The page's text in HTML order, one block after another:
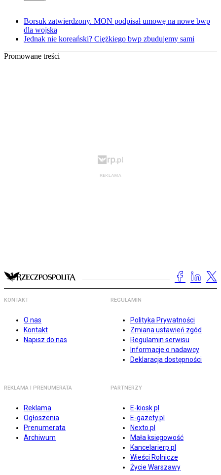
Borsuk zatwierdzony. MON podpisał umowę na nowe bwp
dla wojska
Jednak nie koreański? Ciężkiego bwp zbudujemy sami
Promowane treści
KONTAKT
O nas
Kontakt
Napisz do nas
REGULAMIN
Polityka Prywatności
Zmiana ustawień zgód
Regulamin serwisu
Informacje o nadawcy
Deklaracja dostępności
REKLAMA I PRENUMERATA
Reklama
Ogłoszenia
Prenumerata
Archiwum
PARTNERZY
E-kiosk.pl
E-gazety.pl
Nexto.pl
Mała księgowość
Kancelarierp.pl
Wieści Rolnicze
Życie Warszawy